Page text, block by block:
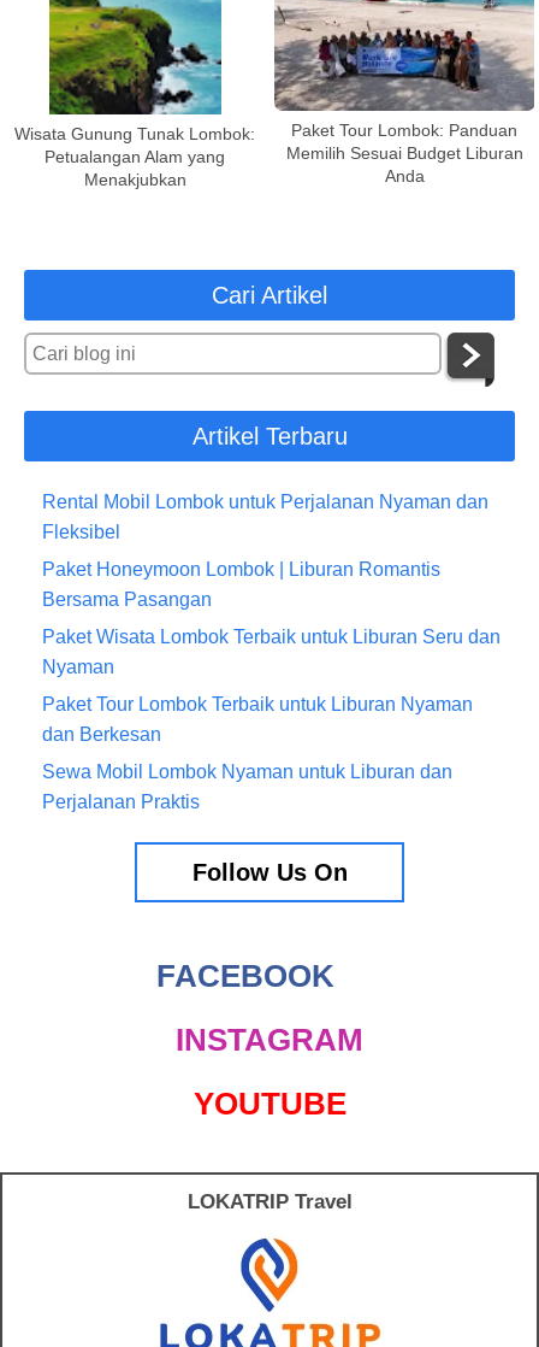
Wisata Gunung Tunak Lombok:
Petualangan Alam yang
Menakjubkan
Paket Tour Lombok: Panduan
Memilih Sesuai Budget Liburan
Anda
Cari Artikel
Artikel Terbaru
Rental Mobil Lombok untuk Perjalanan Nyaman dan
Fleksibel
Paket Honeymoon Lombok | Liburan Romantis
Bersama Pasangan
Paket Wisata Lombok Terbaik untuk Liburan Seru dan
Nyaman
Paket Tour Lombok Terbaik untuk Liburan Nyaman
dan Berkesan
Sewa Mobil Lombok Nyaman untuk Liburan dan
Perjalanan Praktis
Follow Us On
FACEBOOK
INSTAGRAM
YOUTUBE
LOKATRIP Travel